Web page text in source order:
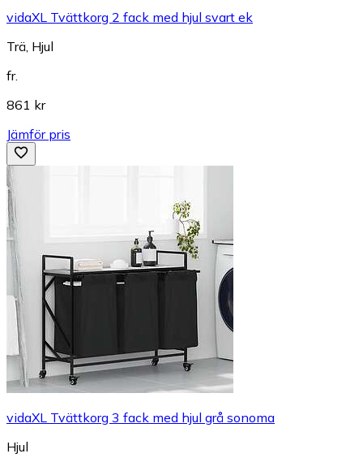
vidaXL Tvättkorg 2 fack med hjul svart ek
Trä, Hjul
fr.
861 kr
Jämför pris
vidaXL Tvättkorg 3 fack med hjul grå sonoma
Hjul